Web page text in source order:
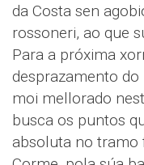
da Costa sen
rossoneri, ao que
Para a próxima
desprazamento do
moi mellorado
busca os puntos
absoluta no tramo